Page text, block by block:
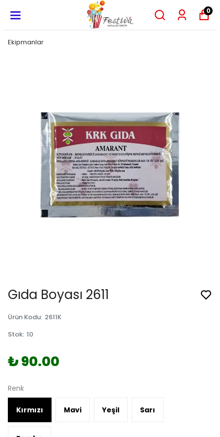
0
Ekipmanlar
Gıda Boyası 2611
Ürün Kodu: 2611K
Stok: 10
₺ 90.00
Renk
Kırmızı Mavi Yeşil Sarı